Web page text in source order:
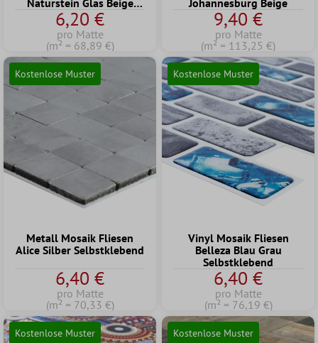
Naturstein Glas Beige
Braun Brick
6,20 €
pro Matte
(m² = 68,89 €)
Johannesburg Beige
9,40 €
pro Matte
(m² = 113,25 €)
Kostenlose Muster
Metall Mosaik Fliesen
Alice Silber Selbstklebend
6,40 €
pro Matte
(m² = 70,33 €)
Kostenlose Muster
Vinyl Mosaik Fliesen
Belleza Blau Grau
Selbstklebend
6,40 €
pro Matte
(m² = 76,19 €)
Kostenlose Muster Kostenlose Muster